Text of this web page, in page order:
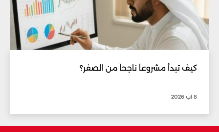
كيف تبدأ مشروعاً ناجحاً من الصفر؟
8 آب 2026